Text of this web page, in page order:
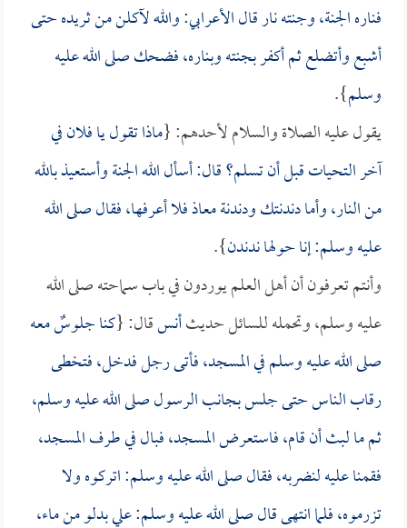
فناره الجنة، وجنته نار قال الأعرابي: والله لآكلن من ثريده حتى
أشبع وأتضلع ثم أكفر بجنته وبناره، فضحك صلى الله عليه
وسلم}.
يقول عليه الصلاة والسلام لأحدهم: {ماذا تقول يا فلان في
آخر التحيات قبل أن تسلم؟ قال: أسأل الله الجنة وأستعيذ بالله
من النار، وأما دندنتك ودندنةمعاذفلا أعرفها، فقال صلى الله
عليه وسلم: إنا حولها ندندن}.
وأنتم تعرفون أن أهل العلم يوردون في باب سماحته صلى الله
عليه وسلم، وتحمله للسائل حديثأنسقال: {كنا جلوسٌ معه
صلى الله عليه وسلم في المسجد، فأتى رجل فدخل، فتخطى
رقاب الناس حتى جلس بجانب الرسول صلى الله عليه وسلم،
ثم ما لبث أن قام، فاستعرض المسجد، فبال في طرف المسجد،
فقمنا عليه لنضربه، فقال صلى الله عليه وسلم: اتركوه ولا
تزرموه، فلما انتهى قال صلى الله عليه وسلم: علي بدلو من ماء،